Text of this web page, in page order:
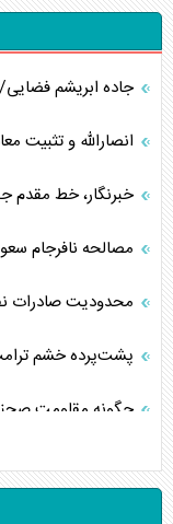
جاده ابریشم
انصارالله و تثبیت
خبرنگار، خط مقدم
مصالحه نافرجام
محدودیت صادرات
پشت‌پرده خشم
چگونه مقاومت
جنگ رمضان و معضل
تحلیل جامع پدیده